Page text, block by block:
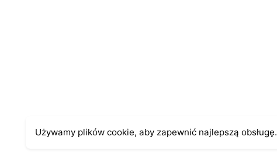
Używamy plików cookie, aby zapewnić najlepszą obsługę.